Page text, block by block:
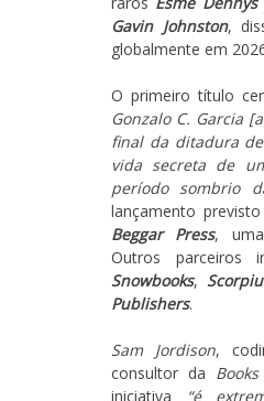
Gavin Johnston,
globalmente em
O primeiro título
Gonzalo C. Garcia
final da ditadura
vida secreta de
período sombrio
lançamento
Beggar Press,
Outros parceiros
Snowbooks,
Publishers.
Sam Jordison,
consultor da
iniciativa
“é